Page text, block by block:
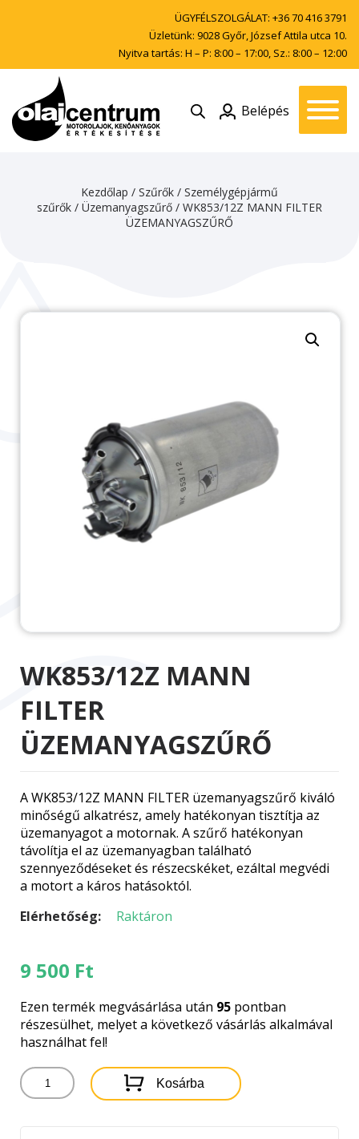
ÜGYFÉLSZOLGÁLAT: +36 70 416 3791
Üzletünk: 9028 Győr, József Attila utca 10.
Nyitva tartás: H – P: 8:00 – 17:00, Sz.: 8:00 – 12:00
Belépés
Kezdőlap / Szűrők / Személygépjármű
szűrők / Üzemanyagszűrő / WK853/12Z MANN FILTER
ÜZEMANYAGSZŰRŐ
WK853/12Z MANN
FILTER
ÜZEMANYAGSZŰRŐ
A WK853/12Z MANN FILTER üzemanyagszűrő kiváló
minőségű alkatrész, amely hatékonyan tisztítja az
üzemanyagot a motornak. A szűrő hatékonyan
távolítja el az üzemanyagban található
szennyeződéseket és részecskéket, ezáltal megvédi
a motort a káros hatásoktól.
Elérhetőség:
Raktáron
9 500 Ft
Ezen termék megvásárlása után 95 pontban
részesülhet, melyet a következő vásárlás alkalmával
használhat fel!
WK853/12Z
MANN
Kosárba